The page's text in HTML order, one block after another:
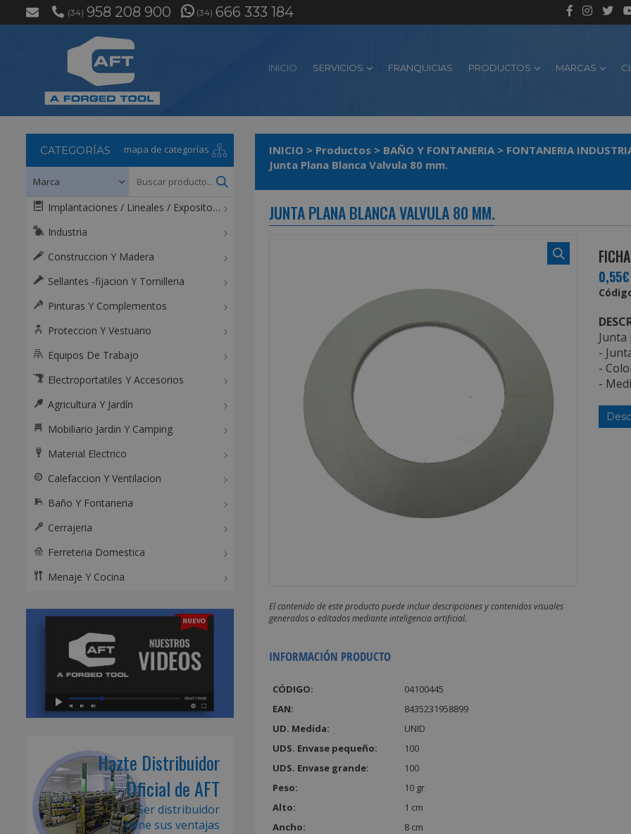
(34) 958 208 900 (34) 666 333 184
INICIO SERVICIOS FRANQUICIAS PRODUCTOS MARCAS
INICIO > Productos > BAÑO Y FONTANERIA > FONTANERIA
Junta Plana Blanca Valvula 80 mm.
JUNTA PLANA BLANCA VALVULA 80 MM.
El contenido de este producto puede incluir descripciones y contenidos visuales
generados o editados mediante inteligencia artificial.
INFORMACIÓN PRODUCTO
CÓDIGO:
04100445
EAN:
8435231958899
UD. Medida:
UNID
UDS. Envase pequeño:
100
UDS. Envase grande:
100
Peso:
10 gr
Alto:
1 cm
Ancho:
8 cm
0,55€
Junta
-
-
-
CATEGORÍAS mapa de categorías
Implantaciones / Lineales / Expositores / Mostradores
Industria
Construccion Y Madera
Sellantes -fijacion Y Tornilleria
Pinturas Y Complementos
Proteccion Y Vestuario
Equipos De Trabajo
Electroportatiles Y Accesorios
Agricultura Y Jardín
Mobiliario Jardin Y Camping
Material Electrico
Calefaccion Y Ventilacion
Baño Y Fontaneria
Cerrajeria
Ferreteria Domestica
Menaje Y Cocina
Hazte Distribuidor
Oficial de AFT
Ser distribuidor
tiene sus ventajas